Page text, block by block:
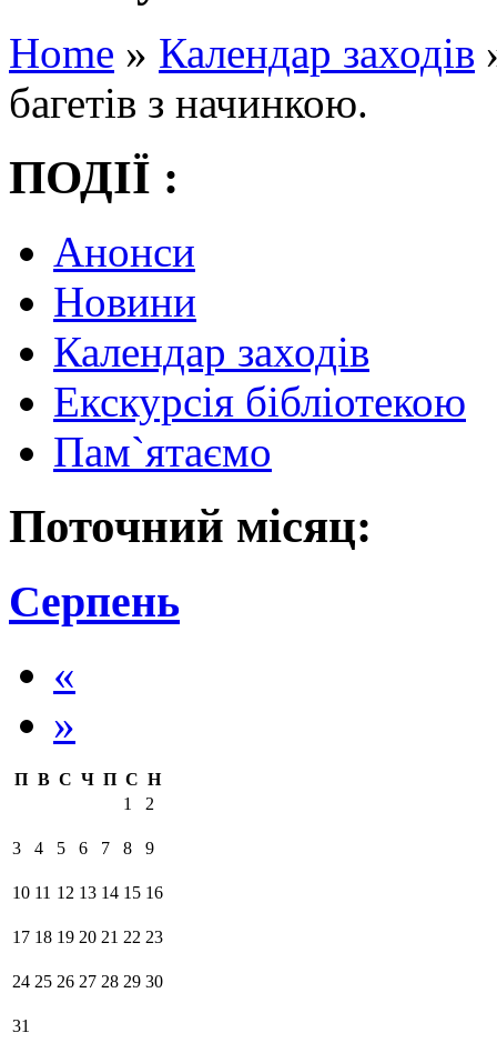
Home » Календар заходів
багетів з начинкою.
ПОДІЇ :
Анонси
Новини
Календар заходів
Екскурсія бібліотекою
Пам`ятаємо
Поточний місяц:
Серпень
«
»
П В С Ч П С Н
1
2
3 4 5 6 7 8 9
10 11 12 13 14 15 16
17 18 19 20 21 22 23
24 25 26 27 28 29 30
31